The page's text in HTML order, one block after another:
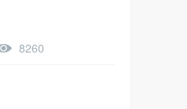
8260